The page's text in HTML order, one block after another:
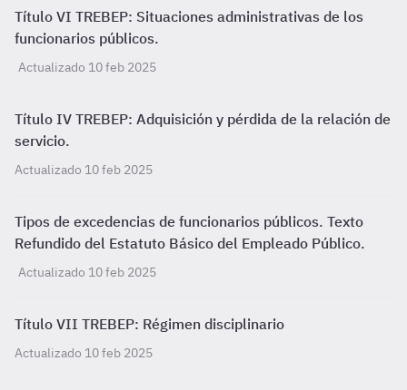
Título VI TREBEP: Situaciones administrativas de los
funcionarios públicos.
Actualizado 10 feb 2025
Título IV TREBEP: Adquisición y pérdida de la relación de
servicio.
Actualizado 10 feb 2025
Tipos de excedencias de funcionarios públicos. Texto
Refundido del Estatuto Básico del Empleado Público.
Actualizado 10 feb 2025
Título VII TREBEP: Régimen disciplinario
Actualizado 10 feb 2025